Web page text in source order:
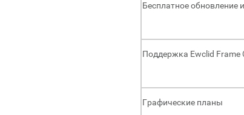
Бесплатное обновление
Поддержка Ewclid Frame
Графические планы